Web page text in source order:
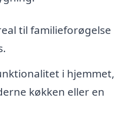
til familieforøgelse
i hjemmet,
køkken eller en